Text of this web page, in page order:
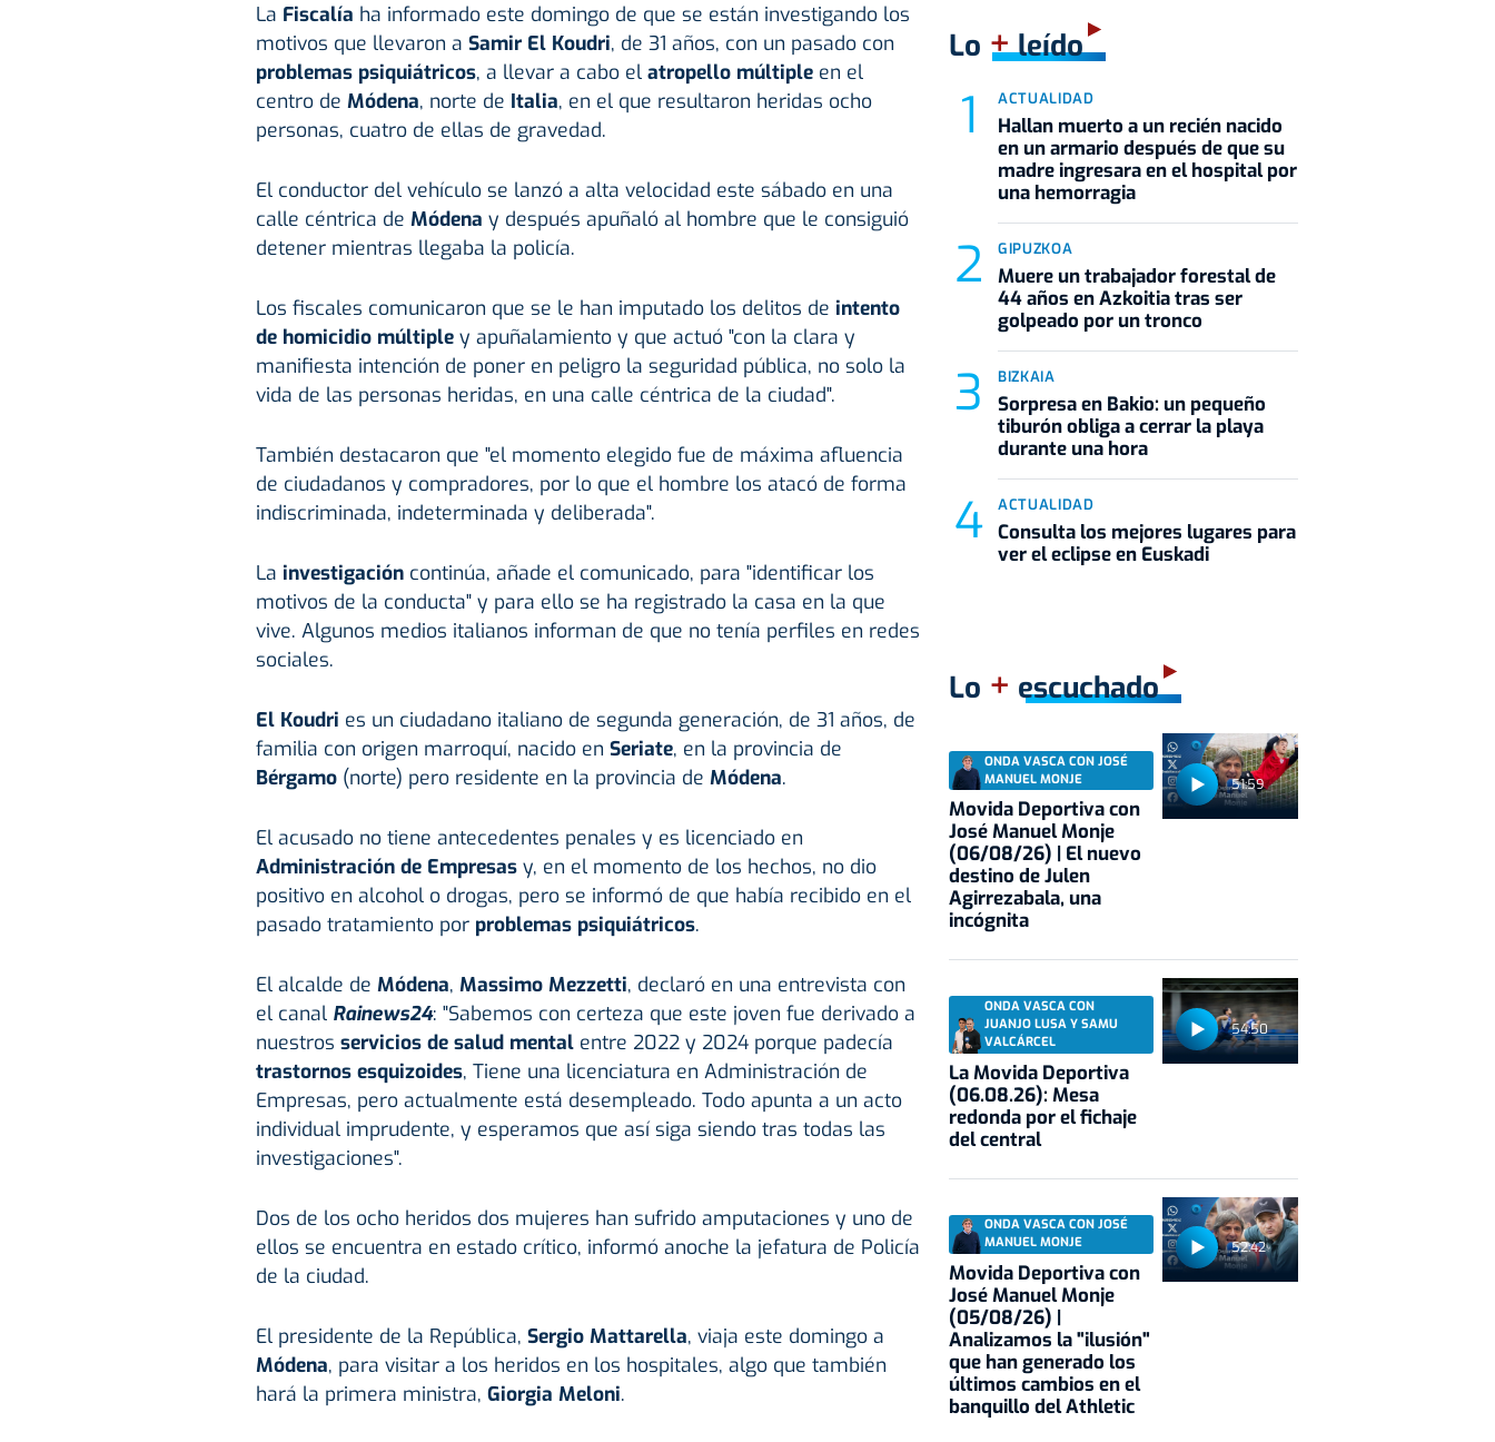
La Fiscalía ha informado este domingo de que se están investigando los
motivos que llevaron a Samir El Koudri, de 31 años, con un pasado con
problemas psiquiátricos, a llevar a cabo el atropello múltipleen el
centro de Módena, norte de Italia, en el que resultaron heridas ocho
personas, cuatro de ellas de gravedad.
El conductor del vehículo se lanzó a alta velocidad este sábado en una
calle céntrica de Módena y después apuñaló al hombre que le consiguió
detener mientras llegaba la policía.
Los fiscales comunicaron que se le han imputado los delitos de intento
de homicidio múltipley apuñalamiento y que actuó "con la clara y
manifiesta intención de poner en peligro la seguridad pública, no solo la
vida de las personas heridas, en una calle céntrica de la ciudad".
También destacaron que "el momento elegido fue de máxima afluencia
de ciudadanos y compradores, por lo que el hombre los atacó de forma
indiscriminada, indeterminada y deliberada".
La investigacióncontinúa, añade el comunicado, para "identificar los
motivos de la conducta" y para ello se ha registrado la casa en la que
vive. Algunos medios italianos informan de que no tenía perfiles en redes
sociales.
El Koudri es un ciudadano italiano de segunda generación, de 31 años, de
familia con origen marroquí, nacido en Seriate, en la provincia de
Bérgamo(norte) pero residente en la provincia de Módena.
El acusado no tiene antecedentes penales y es licenciado en
Administración de Empresasy, en el momento de los hechos, no dio
positivo en alcohol o drogas, pero se informó de que había recibido en el
pasado tratamiento por problemas psiquiátricos.
El alcalde de Módena, Massimo Mezzetti, declaró en una entrevista con
el canal Rainews24: "Sabemos con certeza que este joven fue derivado a
nuestros servicios de salud mental entre 2022 y 2024 porque padecía
trastornos esquizoides, Tiene una licenciatura en Administración de
Empresas, pero actualmente está desempleado. Todo apunta a un acto
individual imprudente, y esperamos que así siga siendo tras todas las
investigaciones".
Dos de los ocho heridos dos mujeres han sufrido amputaciones y uno de
ellos se encuentra en estado crítico, informó anoche la jefatura de Policía
de la ciudad.
El presidente de la República, Sergio Mattarella, viaja este domingo a
Módena, para visitar a los heridos en los hospitales, algo que también
hará la primera ministra, Giorgia Meloni.
Lo +leído
ACTUALIDAD
Hallan muerto a un recién nacido
en un armario después de que su
madre ingresara en el hospital por
una hemorragia
GIPUZKOA
Muere un trabajador forestal de
44 años en Azkoitia tras ser
golpeado por un tronco
BIZKAIA
Sorpresa en Bakio: un pequeño
tiburón obliga a cerrar la playa
durante una hora
ACTUALIDAD
Consulta los mejores lugares para
ver el eclipse en Euskadi
Lo + escuchado
51:59
ONDA VASCA CON JOSÉ
MANUEL MONJE
Movida Deportiva con
José Manuel Monje
(06/08/26) | El nuevo
destino de Julen
Agirrezabala, una
incógnita
54:50
ONDA VASCA CON
JUANJO LUSA Y SAMU
VALCÁRCEL
La Movida Deportiva
(06.08.26): Mesa
redonda por el fichaje
del central
52:42
ONDA VASCA CON JOSÉ
MANUEL MONJE
Movida Deportiva con
José Manuel Monje
(05/08/26) |
Analizamos la "ilusión"
que han generado los
últimos cambios en el
banquillo del Athletic